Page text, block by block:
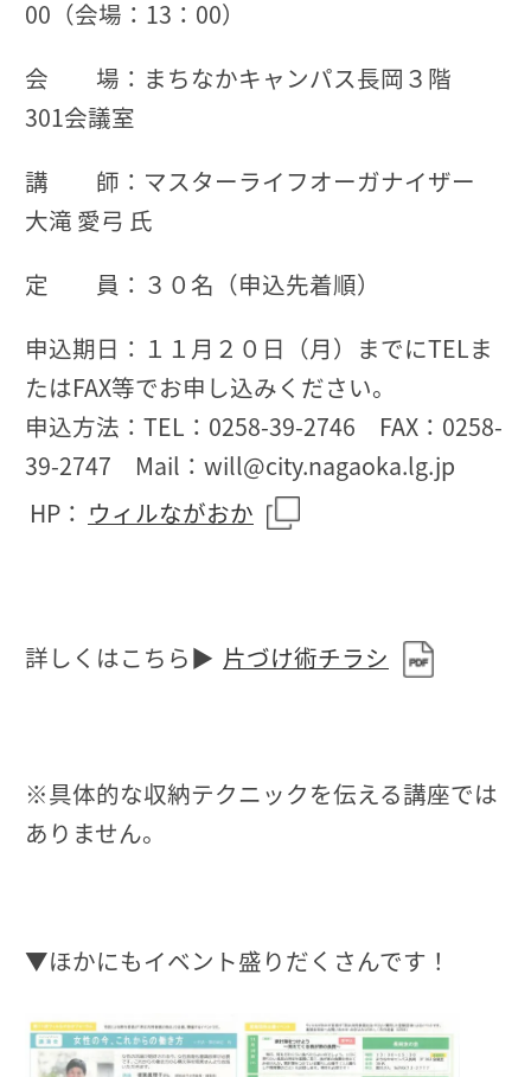
00（会場：13：00）
会 場：まちなかキャンパス長岡３階
301会議室
講 師：マスターライフオーガナイザー
大滝 愛弓 氏
定 員：３０名（申込先着順）
申込期日：１１月２０日（月）までにTELま
たはFAX等でお申し込みください。
申込方法：TEL：0258-39-2746 FAX：0258-
39-2747 Mail：will@city.nagaoka.lg.jp
HP： ウィルながおか
詳しくはこちら▶ 片づけ術チラシ
※具体的な収納テクニックを伝える講座では
ありません。
▼ほかにもイベント盛りだくさんです！